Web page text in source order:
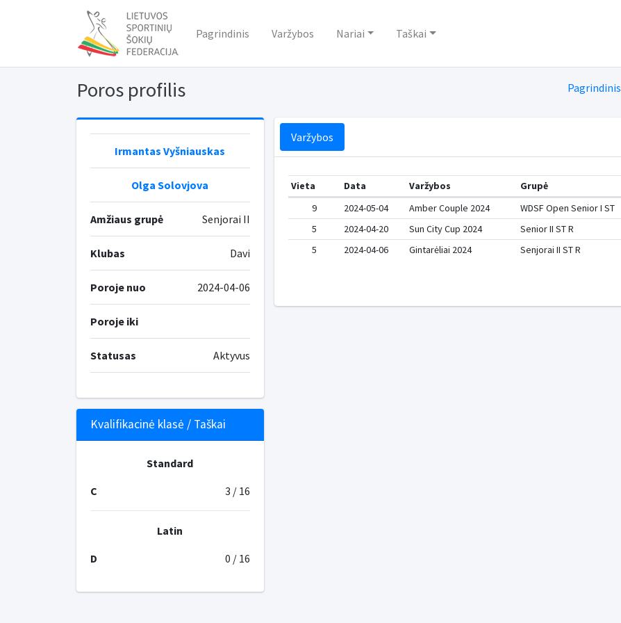
Pagrindinis Varžybos Nariai Taškai
Poros profilis Pagrindinis
Irmantas Vyšniauskas
Olga Solovjova
Amžiaus grupė Senjorai II
Klubas Davi
Poroje nuo 2024-04-06
Poroje iki
Statusas Aktyvus
Kvalifikacinė klasė / Taškai
Standard
C
3 / 16
Latin
D
0 / 16
Varžybos
Vieta Data Varžybos Grupė
9
2024-05-04 Amber Couple 2024 WDSF Open Senior I ST
5
2024-04-20 Sun City Cup 2024 Senior II ST R
5
2024-04-06 Gintarėliai 2024 Senjorai II ST R